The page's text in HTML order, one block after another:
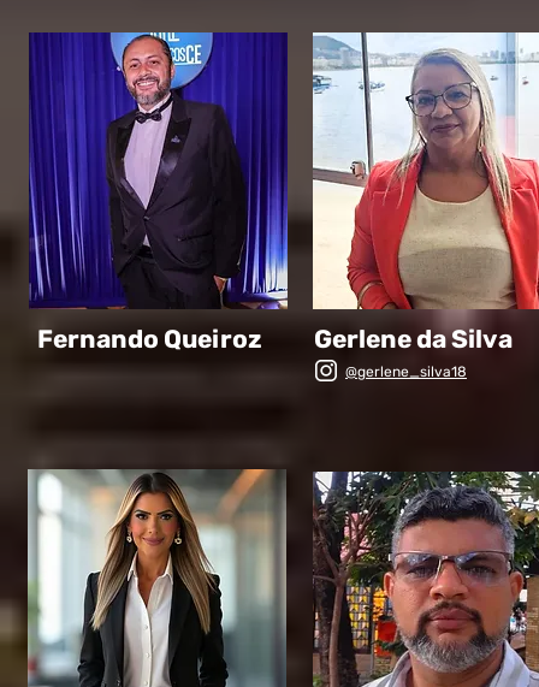
Fernando Queiroz Gerlene da Silva
@gerlene_silva18